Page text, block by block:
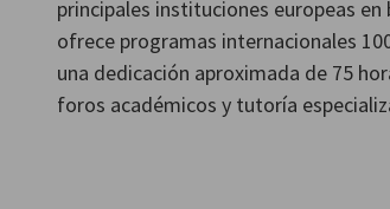
German
principales instituciones europeas
ofrece programas internacionales
una dedicación aproximada de 75
foros académicos y tutoría